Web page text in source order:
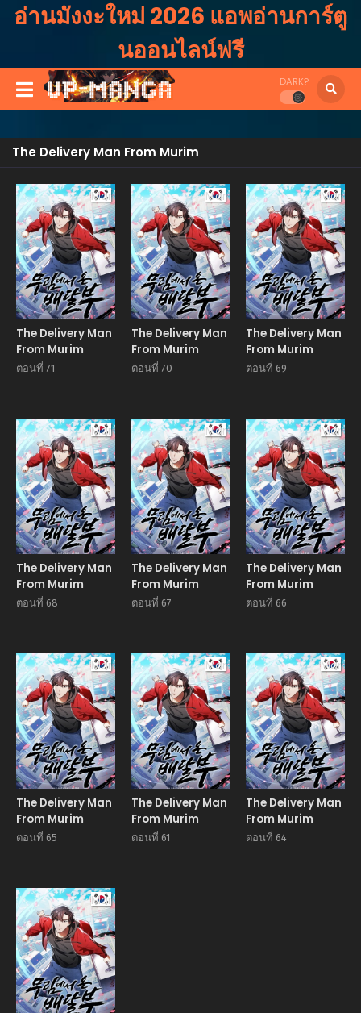
อ่านมังงะใหม่ 2026 แอพอ่านการ์ตู
นออนไลน์ฟรี
DARK?
The Delivery Man From Murim
Manhwa
The Delivery Man
From Murim
ตอนที่ 71
Manhwa
The Delivery Man
From Murim
ตอนที่ 70
The Delivery Man
From Murim
ตอนที่ 69
Manhwa
The Delivery Man
From Murim
ตอนที่ 68
Manhwa
The Delivery Man
From Murim
ตอนที่ 67
The Delivery Man
From Murim
ตอนที่ 66
Manhwa
The Delivery Man
From Murim
ตอนที่ 65
Manhwa
The Delivery Man
From Murim
ตอนที่ 61
The Delivery Man
From Murim
ตอนที่ 64
Manhwa